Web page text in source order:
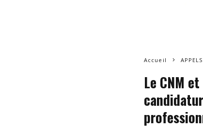
Accueil
Le CNM